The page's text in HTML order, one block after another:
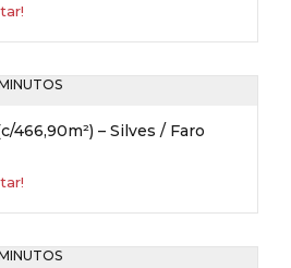
466,90m²) – Silves / Faro